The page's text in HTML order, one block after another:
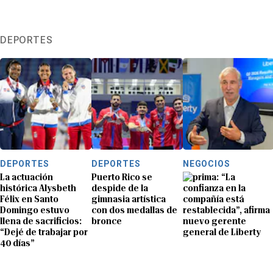
DEPORTES
DEPORTES
La actuación
histórica Alysbeth
Félix en Santo
Domingo estuvo
llena de sacrificios:
“Dejé de trabajar por
40 días”
DEPORTES
Puerto Rico se
despide de la
gimnasia artística
con dos medallas de
bronce
NEGOCIOS
“La
confianza en la
compañía está
restablecida”, afirma
nuevo gerente
general de Liberty